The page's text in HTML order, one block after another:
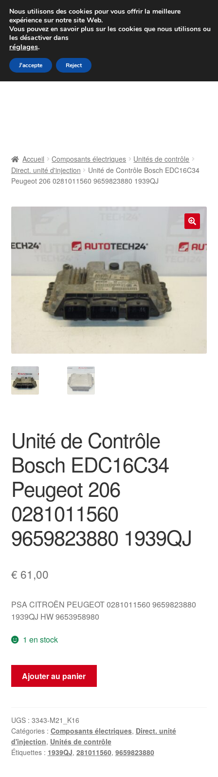
Colissimo livraison à partir de 7 EUR
Du lundi au vendredi de 9 h à 16 h
Aller
à
Aller
au
Contact
Mon compte
Paiements
Politique de confidentialité
Procédure de Réclamation
Accueil Composants électriques
Unités de contrôle
Direct. unité d'injection
Unité de Contrôle Bosch EDC16C34
Peugeot 206 0281011560 9659823880 1939QJ
Unité de Contrôle
Bosch EDC16C34
Peugeot 206
0281011560
9659823880 1939QJ
€ 61,00
PSA CITROËN PEUGEOT 0281011560 9659823880
1939QJ HW 9653958980
1 en stock
quantité
Contrôle
Bosch
EDC16C34
Peugeot
Ajouter au panier
UGS : 3343-M21_K16
Catégories : Composants électriques, Direct. unité
d'injection, Unités de contrôle
Étiquettes : 1939QJ, 281011560, 9659823880
Nous utilisons des cookies pour vous offrir la meilleure
expérience sur notre site Web.
Vous pouvez en savoir plus sur les cookies que nous utilisons ou
les désactiver dans
réglages.
J'accepte Reject